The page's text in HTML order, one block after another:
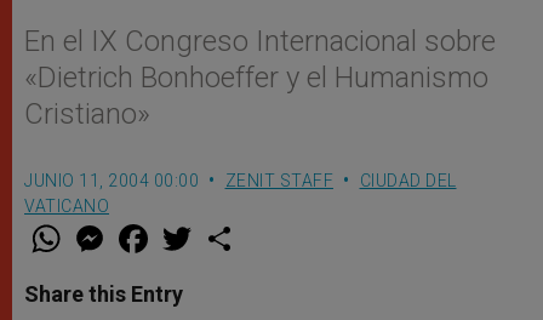
En el IX Congreso Internacional sobre
«Dietrich Bonhoeffer y el Humanismo
Cristiano»
JUNIO 11, 2004 00:00 ZENIT STAFF
CIUDAD DEL
VATICANO
W
t
s
M
e
s
e
F
a
e
b
w
Share this Entry